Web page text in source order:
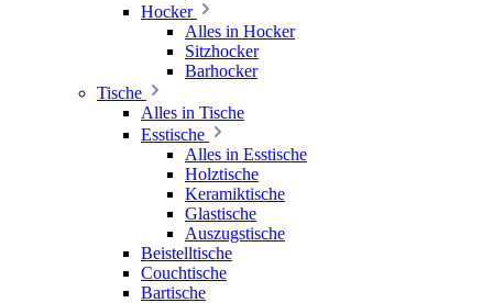
Hocker
Alles in Hocker
Sitzhocker
Barhocker
Tische
Alles in Tische
Esstische
Alles in Esstische
Holztische
Keramiktische
Glastische
Auszugstische
Beistelltische
Couchtische
Bartische